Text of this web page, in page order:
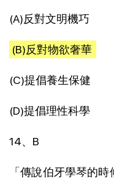
(A)反對文明機巧
(B)反對物欲奢華
(C)提倡養生保健
(D)提倡理性科學
14、B
「傳說伯牙學琴的